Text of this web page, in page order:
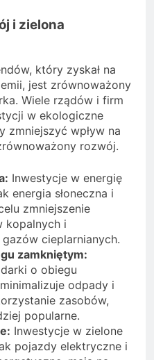
i zielona
który zyskał na
jest zrównoważony
Wiele rządów i firm
w ekologiczne
zmniejszyć wpływ na
rozwój.
Inwestycje w energię
energia słoneczna i
zmniejszenie
kopalnych i
cieplarnianych.
zamkniętym:
o obiegu
odpady i
zasobów,
popularne.
Inwestycje w zielone
pojazdy elektryczne i